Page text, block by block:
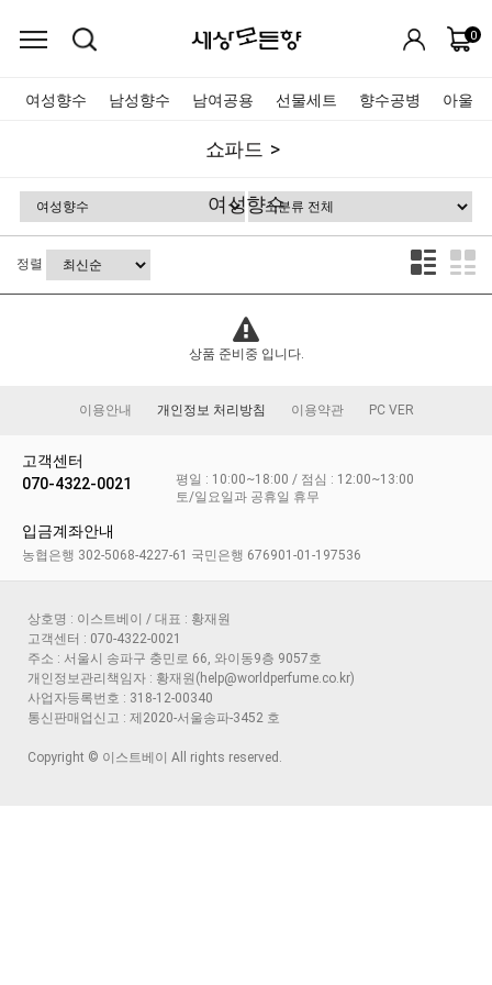
0
여성향수 남성향수 남여공용 선물세트 향수공병 아울렛
쇼파드
여성향수
정렬
상품 준비중 입니다.
이용안내 개인정보 처리방침 이용약관 PC VER
고객센터
070-4322-0021
평일 : 10:00~18:00 / 점심 : 12:00~13:00
토/일요일과 공휴일 휴무
입금계좌안내
농협은행 302-5068-4227-61 국민은행 676901-01-197536
상호명 : 이스트베이 / 대표 : 황재원
고객센터 : 070-4322-0021
주소 : 서울시 송파구 충민로 66, 와이동9층 9057호
개인정보관리책임자 : 황재원(help@worldperfume.co.kr)
사업자등록번호 : 318-12-00340
통신판매업신고 : 제2020-서울송파-3452 호
Copyright © 이스트베이 All rights reserved.